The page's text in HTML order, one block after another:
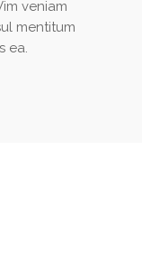
veniam
mentitum
ea.